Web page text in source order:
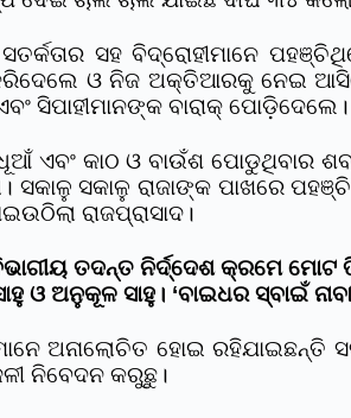
ସହ ବିଦ୍ରୋହୀମାନେ
ଓ ନିଜ ଅକ୍ତିଆରକୁ ନେଇ
ସିପାହୀମାନଙ୍କ ବାରାକ୍
ଏବଂ କାଠ ଓ ବାଉଁଶ ପୋଡୁଥିବାର
ସକାଳୁ ରାଜାଙ୍କ ପାଖରେ
ରାଜପ୍ରାସାଦ।
ତଦନ୍ତ ନିର୍ଦ୍ଦେଶ କ୍ରମେ ମୋଟ
ଓ ଅନୁକୂଳ ସାହୁ। ‘ବାଇଧର ସ୍ବାଇଁ
ଅନାଲୋଚିତ ହୋଇ ରହିଯାଇଛନ୍ତି
ନିବେଦନ କରୁଛୁ।